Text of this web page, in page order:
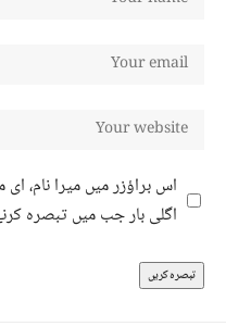
اس براؤزر میں میرا نام،
اگلی بار جب میں تبصرہ